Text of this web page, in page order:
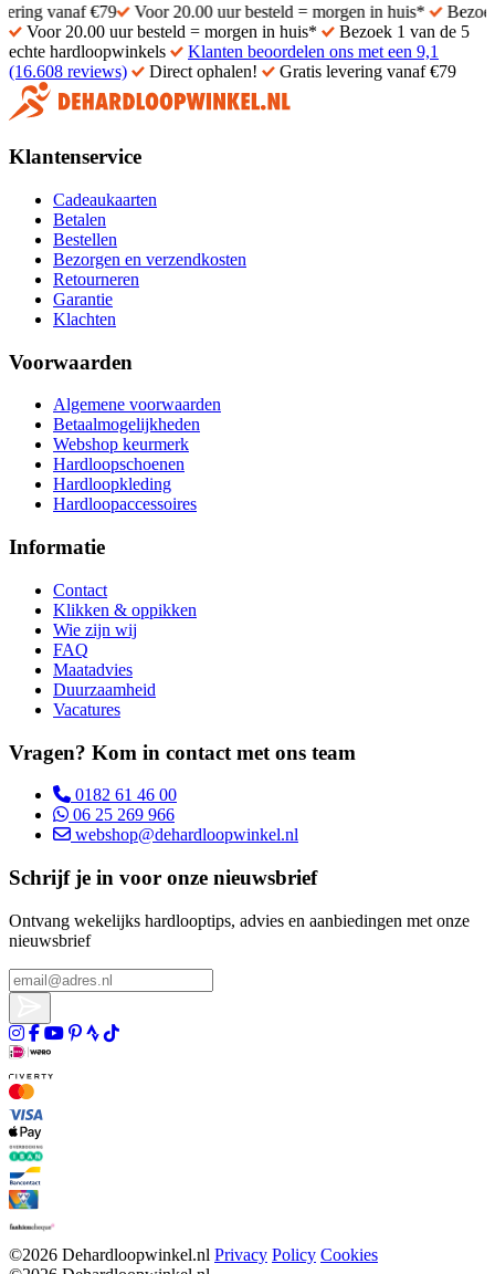
€79 Voor 20.00 uur besteld = morgen in huis*
Bezoek 1 van
Voor 20.00 uur besteld = morgen in huis*
Bezoek 1 van de 5
echte hardloopwinkels
Klanten beoordelen ons met een 9,1
(16.608 reviews)
Direct ophalen! Gratis levering vanaf €79
Klantenservice
Cadeaukaarten
Betalen
Bestellen
Bezorgen en verzendkosten
Retourneren
Garantie
Klachten
Voorwaarden
Algemene voorwaarden
Betaalmogelijkheden
Webshop keurmerk
Hardloopschoenen
Hardloopkleding
Hardloopaccessoires
Informatie
Contact
Klikken & oppikken
Wie zijn wij
FAQ
Maatadvies
Duurzaamheid
Vacatures
Vragen? Kom in contact met ons team
0182 61 46 00
06 25 269 966
webshop@dehardloopwinkel.nl
Schrijf je in voor onze nieuwsbrief
Ontvang wekelijks hardlooptips, advies en aanbiedingen met onze
nieuwsbrief
©2026 Dehardloopwinkel.nl Privacy Policy Cookies